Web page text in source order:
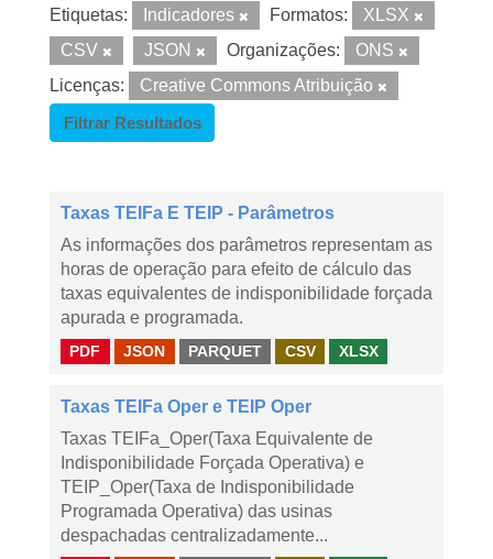
Etiquetas: Indicadores Formatos:
XLSX
CSV
JSON Organizações:
ONS
Licenças:
Creative Commons Atribuição
Filtrar Resultados
Taxas TEIFa E TEIP - Parâmetros
As informações dos parâmetros representam as
horas de operação para efeito de cálculo das
taxas equivalentes de indisponibilidade forçada
apurada e programada.
PDF JSON PARQUET CSV XLSX
Taxas TEIFa Oper e TEIP Oper
Taxas TEIFa_Oper(Taxa Equivalente de
Indisponibilidade Forçada Operativa) e
TEIP_Oper(Taxa de Indisponibilidade
Programada Operativa) das usinas
despachadas centralizadamente...